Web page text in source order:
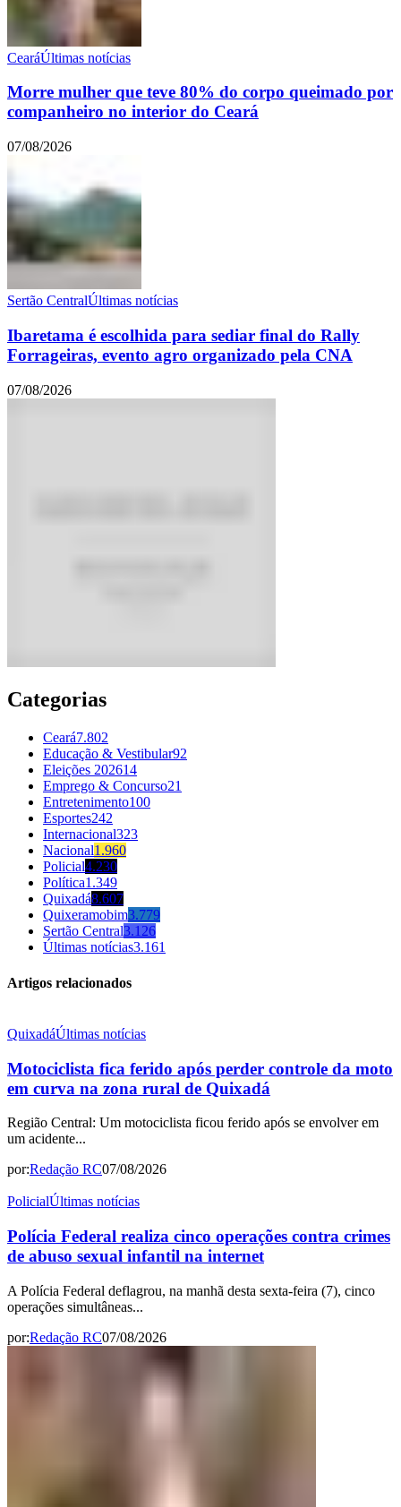
CearáÚltimas notícias
Morre mulher que teve 80% do corpo queimado por
companheiro no interior do Ceará
07/08/2026
Sertão CentralÚltimas notícias
Ibaretama é escolhida para sediar final do Rally
Forrageiras, evento agro organizado pela CNA
07/08/2026
Categorias
Ceará7.802
Educação & Vestibular92
Eleições 202614
Emprego & Concurso21
Entretenimento100
Esportes242
Internacional323
Nacional1.960
Policial4.230
Política1.349
Quixadá8.607
Quixeramobim3.779
Sertão Central3.126
Últimas notícias3.161
Artigos relacionados
QuixadáÚltimas notícias
Motociclista fica ferido após perder controle da moto
em curva na zona rural de Quixadá
Região Central: Um motociclista ficou ferido após se envolver em
um acidente...
por:Redação RC07/08/2026
PolicialÚltimas notícias
Polícia Federal realiza cinco operações contra crimes
de abuso sexual infantil na internet
A Polícia Federal deflagrou, na manhã desta sexta-feira (7), cinco
operações simultâneas...
por:Redação RC07/08/2026